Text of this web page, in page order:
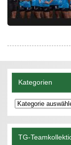
Kategorien
Kategorien
TG-